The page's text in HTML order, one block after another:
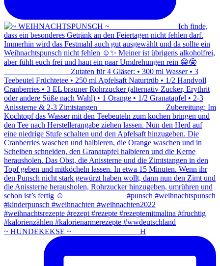
~ HUNDEKEKSE ~ ⠀⠀⠀⠀⠀⠀⠀⠀⠀⠀⠀ H